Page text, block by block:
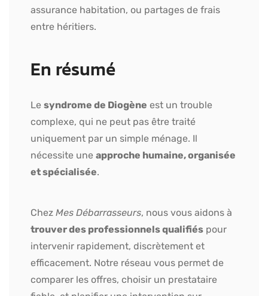
assurance habitation, ou partages de frais
entre héritiers.
En résumé
Le syndrome de Diogène est un trouble
complexe, qui ne peut pas être traité
uniquement par un simple ménage. Il
nécessite une approche humaine, organisée
et spécialisée.
Chez Mes Débarrasseurs, nous vous aidons à
trouver des professionnels qualifiés pour
intervenir rapidement, discrètement et
efficacement. Notre réseau vous permet de
comparer les offres, choisir un prestataire